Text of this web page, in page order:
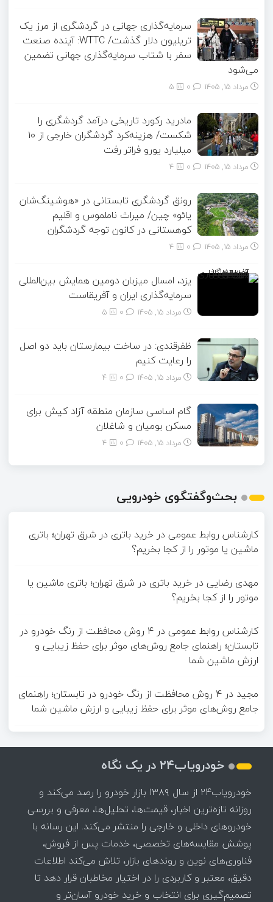
سرمایه‌گذاری جهانی در گردشگری از مرز یک
تریلیون دلار گذشت/ WTTC: آینده صنعت
سفر با شتاب سرمایه‌گذاری جهانی تضمین
می‌شود
مرداد ۱۵, ۱۴۰۵ 5
مادرید رکورد تاریخی درآمد گردشگری را
شکست/ هزینه‌کرد گردشگران خارجی از ۱۰
میلیارد یورو فراتر رفت
مرداد ۱۵, ۱۴۰۵ 4
رونق گردشگری تابستانی در «هوشینگ‌شان
یائو» چین/ میراث ناملموس و اقلیم
کوهستانی در کانون توجه گردشگران
مرداد ۱۵, ۱۴۰۵ 4
یزد، امسال میزبان دومین همایش بین‌المللی
سرمایه‌گذاری ایران و آفریقاست
مرداد ۱۵, ۱۴۰۵ 5
ظفرقندی: در ساخت بیمارستان باید دو اصل
را رعایت کنیم
مرداد ۱۵, ۱۴۰۵ 4
گام اساسی سازمان منطقه آزاد کیش برای
مسکن بومیان و شاغلان
مرداد ۱۵, ۱۴۰۵ 4
بحث‌وگفتگوی خودرویی
کارشناس روابط عمومیدر خرید باتری در شرق تهران؛ باتری
ماشین یا موتور را از کجا بخریم؟
مهدی رضاییدر خرید باتری در شرق تهران؛ باتری ماشین یا
موتور را از کجا بخریم؟
کارشناس روابط عمومیدر
4 روش محافظت از رنگ خودرو در
تابستان؛ راهنمای جامع روش‌های موثر برای حفظ زیبایی و
ارزش ماشین شما
مجید در
4 روش محافظت از رنگ خودرو در تابستان؛ راهنمای
جامع روش‌های موثر برای حفظ زیبایی و ارزش ماشین شما
خودرویاب۲۴ در یک نگاه
خودرویاب۲۴ از سال ۱۳۸۹ بازار خودرو را رصد می‌کند و
روزانه تازه‌ترین اخبار، قیمت‌ها، تحلیل‌ها، معرفی و بررسی
خودروهای داخلی و خارجی را منتشر می‌کند. این رسانه با
پوشش مقایسه‌های تخصصی، خدمات پس از فروش،
فناوری‌های نوین و روندهای بازار، تلاش می‌کند اطلاعات
دقیق، معتبر و کاربردی را در اختیار مخاطبان قرار دهد تا
تصمیم‌گیری برای انتخاب و خرید خودرو آسان‌تر و